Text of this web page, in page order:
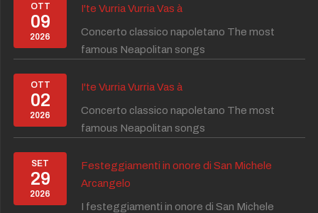
OTT
09
2026
I'te Vurria Vurria Vas à
Concerto classico napoletano The most
famous Neapolitan songs
OTT
02
2026
I'te Vurria Vurria Vas à
Concerto classico napoletano The most
famous Neapolitan songs
SET
29
2026
Festeggiamenti in onore di San Michele
Arcangelo
I festeggiamenti in onore di San Michele